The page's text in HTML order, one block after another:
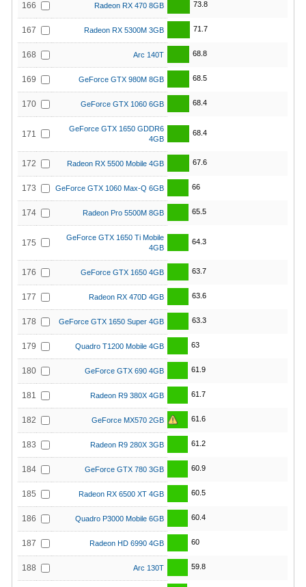
166 Radeon RX 470 8GB 73.8
167 Radeon RX 5300M 3GB 71.7
168 Arc 140T 68.8
169 GeForce GTX 980M 8GB 68.5
170 GeForce GTX 1060 6GB 68.4
171
GeForce GTX 1650 GDDR6
4GB
68.4
172 Radeon RX 5500 Mobile 4GB 67.6
173 GeForce GTX 1060 Max-Q 6GB 66
174 Radeon Pro 5500M 8GB 65.5
175
GeForce GTX 1650 Ti Mobile
4GB
64.3
176 GeForce GTX 1650 4GB 63.7
177 Radeon RX 470D 4GB 63.6
178 GeForce GTX 1650 Super 4GB 63.3
179 Quadro T1200 Mobile 4GB 63
180 GeForce GTX 690 4GB 61.9
181 Radeon R9 380X 4GB 61.7
182 GeForce MX570 2GB 61.6
183 Radeon R9 280X 3GB 61.2
184 GeForce GTX 780 3GB 60.9
185 Radeon RX 6500 XT 4GB 60.5
186 Quadro P3000 Mobile 6GB 60.4
187 Radeon HD 6990 4GB 60
188 Arc 130T 59.8